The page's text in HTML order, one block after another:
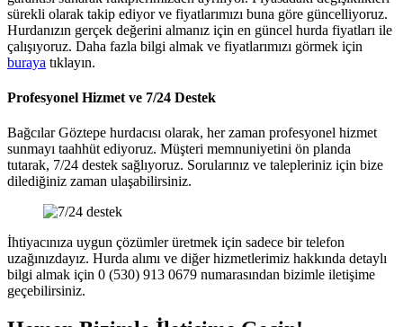
sürekli olarak takip ediyor ve fiyatlarımızı buna göre güncelliyoruz.
Hurdanızın gerçek değerini almanız için en güncel hurda fiyatları ile
çalışıyoruz. Daha fazla bilgi almak ve fiyatlarımızı görmek için
buraya tıklayın.
Profesyonel Hizmet ve 7/24 Destek
Bağcılar Göztepe hurdacısı olarak, her zaman profesyonel hizmet
sunmayı taahhüt ediyoruz. Müşteri memnuniyetini ön planda
tutarak, 7/24 destek sağlıyoruz. Sorularınız ve talepleriniz için bize
dilediğiniz zaman ulaşabilirsiniz.
İhtiyacınıza uygun çözümler üretmek için sadece bir telefon
uzağınızdayız. Hurda alımı ve diğer hizmetlerimiz hakkında detaylı
bilgi almak için 0 (530) 913 0679 numarasından bizimle iletişime
geçebilirsiniz.